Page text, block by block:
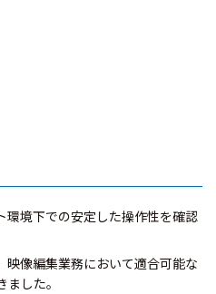
環境下での安定した操作性を確認
映像編集業務において適合可能な
した。